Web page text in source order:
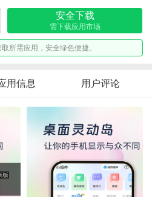
安全下载
需下载应用市场
所需应用，安全绿色便捷。
用信息 用户评论